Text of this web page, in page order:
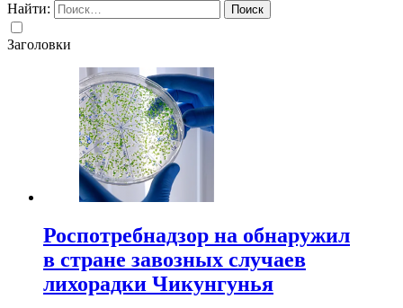
Найти:
Заголовки
Роспотребнадзор на обнаружил
в стране завозных случаев
лихорадки Чикунгунья